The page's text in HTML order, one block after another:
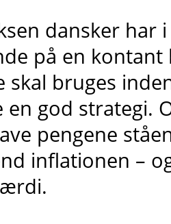
dansker har
på en
skal bruges
en god strategi.
pengene
inflationen –